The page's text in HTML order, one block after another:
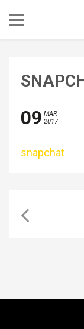
09 MAR
2017
snapchat